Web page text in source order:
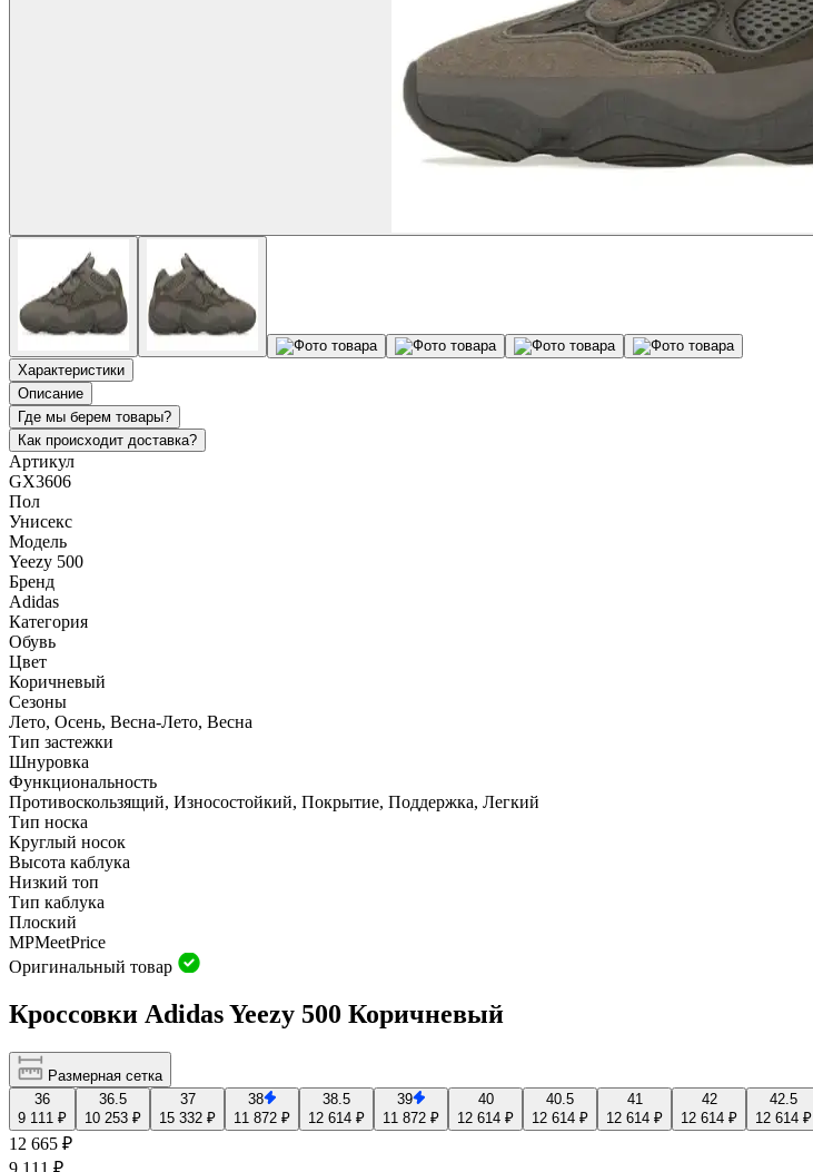
Характеристики
Описание
Где мы берем товары?
Как происходит доставка?
Артикул
GX3606
Пол
Унисекс
Модель
Yeezy 500
Бренд
Adidas
Категория
Обувь
Цвет
Коричневый
Сезоны
Лето, Осень, Весна-Лето, Весна
Тип застежки
Шнуровка
Функциональность
Противоскользящий, Износостойкий, Покрытие, Поддержка, Легкий
Тип носка
Круглый носок
Высота каблука
Низкий топ
Тип каблука
Плоский
MPMeetPrice
Оригинальный товар
Кроссовки Adidas Yeezy 500 Коричневый
Размерная сетка
36
9 111 ₽
36.5
10 253 ₽
37
15 332 ₽
38
11 872 ₽
38.5
12 614 ₽
39
11 872 ₽
40
12 614 ₽
40.5
12 614 ₽
41
12 614 ₽
42
12 614 ₽
42.5
12 614 ₽
12 665 ₽
9 111 ₽